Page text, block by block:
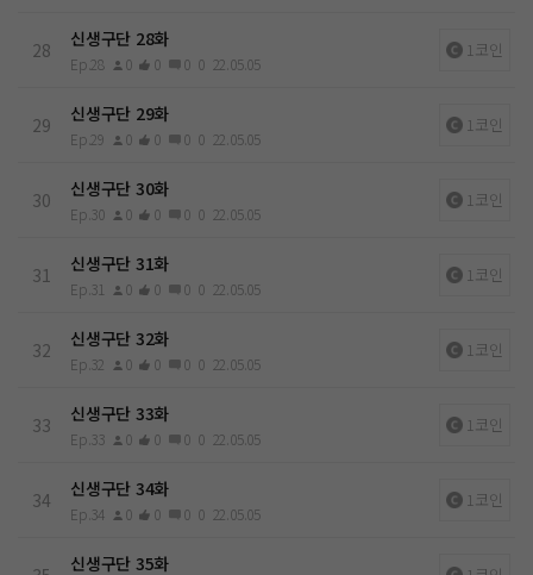
28 신생구단 28화
Ep.28 0 0 0 0 22.05.05
1코인
29 신생구단 29화
Ep.29 0 0 0 0 22.05.05
1코인
30 신생구단 30화
Ep.30 0 0 0 0 22.05.05
1코인
31 신생구단 31화
Ep.31 0 0 0 0 22.05.05
1코인
32 신생구단 32화
Ep.32 0 0 0 0 22.05.05
1코인
33 신생구단 33화
Ep.33 0 0 0 0 22.05.05
1코인
34 신생구단 34화
Ep.34 0 0 0 0 22.05.05
1코인
신생구단 35화